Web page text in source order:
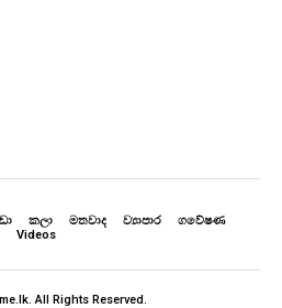
කලා මතවාද ව්‍යාපාර
ගවේෂණ
Videos
All Rights Reserved.